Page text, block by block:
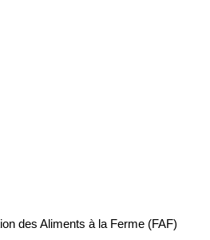
des Aliments à la Ferme (FAF)